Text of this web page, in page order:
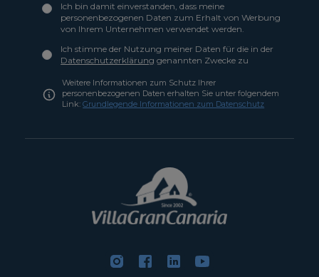
Ich bin damit einverstanden, dass meine
personenbezogenen Daten zum Erhalt von Werbung
von Ihrem Unternehmen verwendet werden.
Ich stimme der Nutzung meiner Daten für die in der
Datenschutzerklärung genannten Zwecke zu
Weitere Informationen zum Schutz Ihrer
personenbezogenen Daten erhalten Sie unter folgendem
Link:Grundlegende Informationen zum Datenschutz